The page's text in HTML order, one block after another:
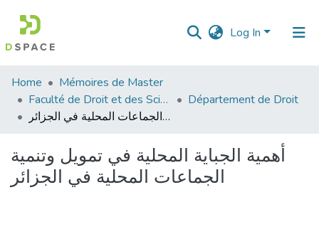
Log In
Communities
&
Collections
Statistics
Home
Mémoires de Master
Faculté de Droit et des Sciences Politiques
Département de Droit
أهمية الجباية المحلية في تمويل وتنمية الجماعات المحلية في الجزائر
أهمية الجباية المحلية في تمويل وتنمية
الجماعات المحلية في الجزائر